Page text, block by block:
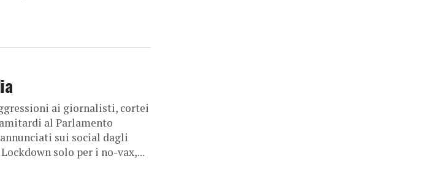
ai giornalisti, cortei
al Parlamento
sui social dagli
solo per i no-vax,...